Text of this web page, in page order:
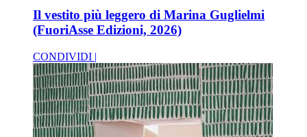
Il vestito più leggero di Marina Guglielmi
(FuoriAsse Edizioni, 2026)
CONDIVIDI |